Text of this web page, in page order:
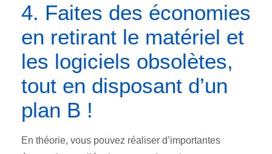
4. Faites des économies
en retirant le matériel et
les logiciels obsolètes,
tout en disposant d’un
plan B !
En théorie, vous pouvez réaliser d’importantes